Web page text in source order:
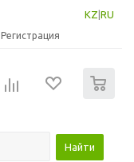
KZ RU
Регистрация
Найти